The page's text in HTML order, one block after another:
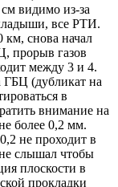
видимо из-за
все РТИ.
км, снова начал
прорыв газов
между 3 и 4.
ГБЦ (дубликат на
в
внимание на
более 0,2 мм.
не проходит в
слышал чтобы
плоскости в
прокладки